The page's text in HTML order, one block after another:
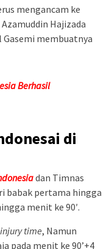
mengancam ke
Hajizada
Gasemi membuatnya
Berhasil
di
dan Timnas
babak pertama hingga
menit ke 90′.
injury time, Namun
pada menit ke 90’+4